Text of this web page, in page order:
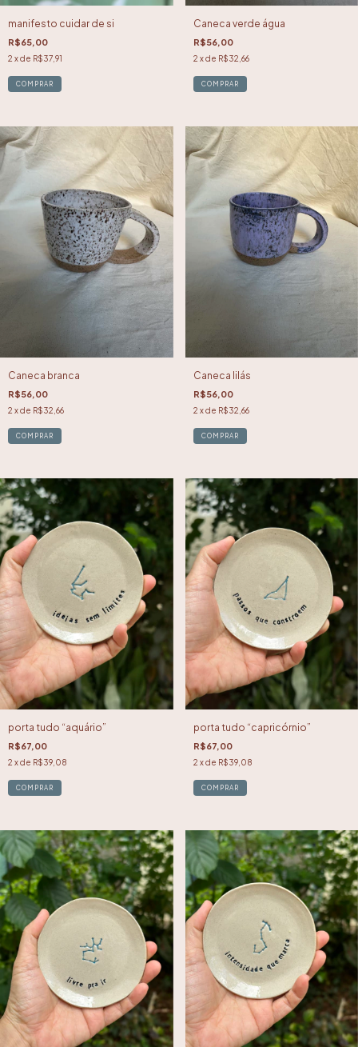
manifesto cuidar de si
R$65,00
2 x de R$37,91
Caneca verde água
R$56,00
2 x de R$32,66
Caneca branca
R$56,00
2 x de R$32,66
Caneca lilás
R$56,00
2 x de R$32,66
porta tudo “aquário”
R$67,00
2 x de R$39,08
porta tudo “capricórnio”
R$67,00
2 x de R$39,08